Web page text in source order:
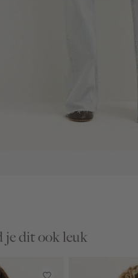
je dit ook leuk